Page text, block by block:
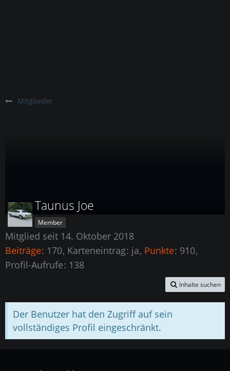
Mitglieder
Taunus Joe
Member
Mitglied seit 14. Oktober 2018
Beiträge 170 Karteneintrag ja Punkte 910
Profil-Aufrufe 138
Inhalte suchen
Der Benutzer hat den Zugriff auf sein
vollständiges Profil eingeschränkt.